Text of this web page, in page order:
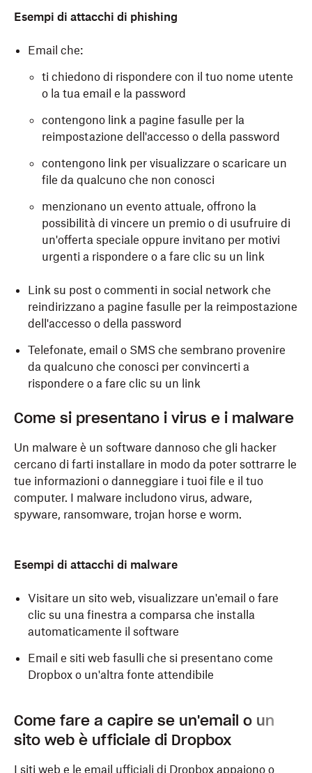
Esempi di attacchi di phishing
Email che:
ti chiedono di rispondere con il tuo nome utente
o la tua email e la password
contengono link a pagine fasulle per la
reimpostazione dell'accesso o della password
contengono link per visualizzare o scaricare un
file da qualcuno che non conosci
menzionano un evento attuale, offrono la
possibilità di vincere un premio o di usufruire di
un'offerta speciale oppure invitano per motivi
urgenti a rispondere o a fare clic su un link
Link su post o commenti in social network che
reindirizzano a pagine fasulle per la reimpostazione
dell'accesso o della password
Telefonate, email o SMS che sembrano provenire
da qualcuno che conosci per convincerti a
rispondere o a fare clic su un link
Come si presentano i virus e i malware
Un malware è un software dannoso che gli hacker
cercano di farti installare in modo da poter sottrarre le
tue informazioni o danneggiare i tuoi file e il tuo
computer. I malware includono virus, adware,
spyware, ransomware, trojan horse e worm.
Esempi di attacchi di malware
Visitare un sito web, visualizzare un'email o fare
clic su una finestra a comparsa che installa
automaticamente il software
Email e siti web fasulli che si presentano come
Dropbox o un'altra fonte attendibile
Come fare a capire se un'email o un
sito web è ufficiale di Dropbox
I siti web e le email ufficiali di Dropbox appaiono o